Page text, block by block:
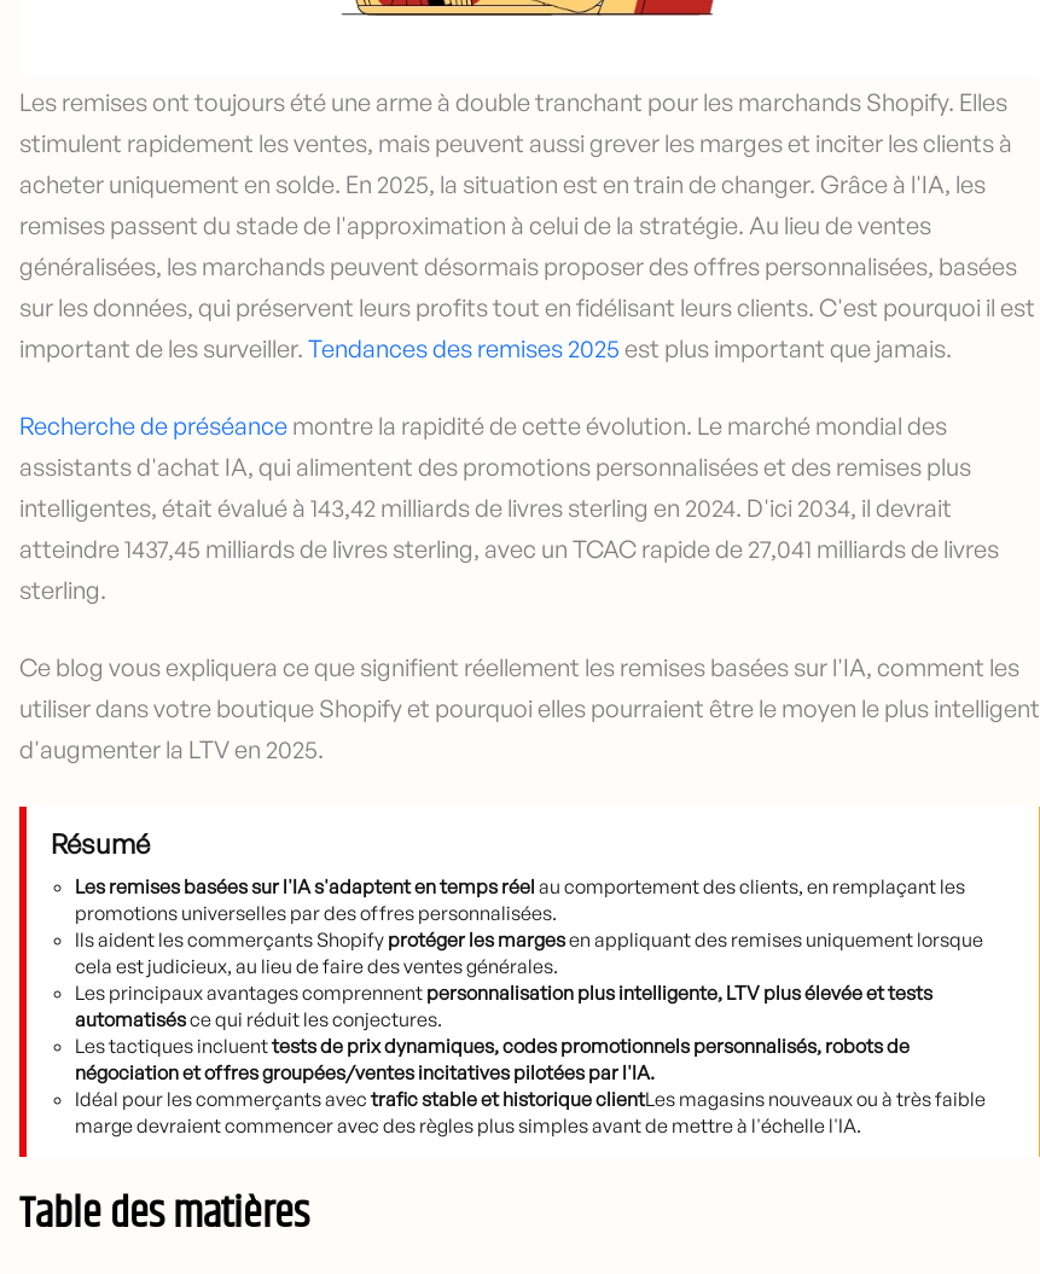
Les remises ont toujours été une arme à double tranchant pour les marchands Shopify. Elles
stimulent rapidement les ventes, mais peuvent aussi grever les marges et inciter les clients à
acheter uniquement en solde. En 2025, la situation est en train de changer. Grâce à l'IA, les
remises passent du stade de l'approximation à celui de la stratégie. Au lieu de ventes
généralisées, les marchands peuvent désormais proposer des offres personnalisées, basées
sur les données, qui préservent leurs profits tout en fidélisant leurs clients. C'est pourquoi il est
important de les surveiller. Tendances des remises 2025 est plus important que jamais.
Recherche de préséance montre la rapidité de cette évolution. Le marché mondial des
assistants d'achat IA, qui alimentent des promotions personnalisées et des remises plus
intelligentes, était évalué à 143,42 milliards de livres sterling en 2024. D'ici 2034, il devrait
atteindre 1437,45 milliards de livres sterling, avec un TCAC rapide de 27,041 milliards de livres
sterling.
Ce blog vous expliquera ce que signifient réellement les remises basées sur l'IA, comment les
utiliser dans votre boutique Shopify et pourquoi elles pourraient être le moyen le plus intelligent
d'augmenter la LTV en 2025.
Résumé
Les remises basées sur l'IA s'adaptent en temps réel au comportement des clients, en remplaçant les
promotions universelles par des offres personnalisées.
Ils aident les commerçants Shopify protéger les margesen appliquant des remises uniquement lorsque
cela est judicieux, au lieu de faire des ventes générales.
Les principaux avantages comprennent personnalisation plus intelligente, LTV plus élevée et tests
automatisésce qui réduit les conjectures.
Les tactiques incluenttests de prix dynamiques, codes promotionnels personnalisés, robots de
négociation et offres groupées/ventes incitatives pilotées par l'IA.
Idéal pour les commerçants avectrafic stable et historique clientLes magasins nouveaux ou à très faible
marge devraient commencer avec des règles plus simples avant de mettre à l'échelle l'IA.
Table des matières